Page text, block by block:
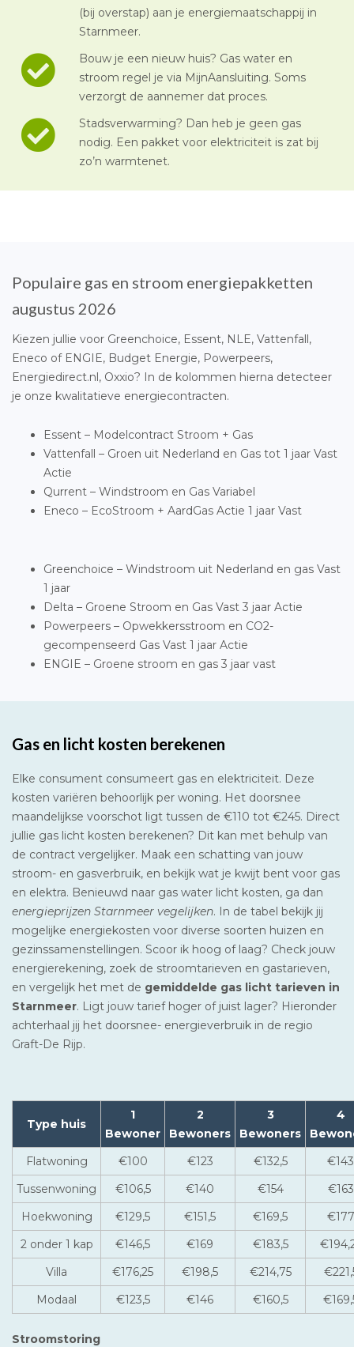
(bij overstap) aan je energiemaatschappij in
Starnmeer.
Bouw je een nieuw huis? Gas water en
stroom regel je via MijnAansluiting. Soms
verzorgt de aannemer dat proces.
Stadsverwarming? Dan heb je geen gas
nodig. Een pakket voor elektriciteit is zat bij
zo’n warmtenet.
Populaire gas en stroom energiepakketten
augustus 2026
Kiezen jullie voor Greenchoice, Essent, NLE, Vattenfall,
Eneco of ENGIE, Budget Energie, Powerpeers,
Energiedirect.nl, Oxxio? In de kolommen hierna detecteer
je onze kwalitatieve energiecontracten.
Essent – Modelcontract Stroom + Gas
Vattenfall – Groen uit Nederland en Gas tot 1 jaar Vast
Actie
Qurrent – Windstroom en Gas Variabel
Eneco – EcoStroom + AardGas Actie 1 jaar Vast
Greenchoice – Windstroom uit Nederland en gas Vast
1 jaar
Delta – Groene Stroom en Gas Vast 3 jaar Actie
Powerpeers – Opwekkersstroom en CO2-
gecompenseerd Gas Vast 1 jaar Actie
ENGIE – Groene stroom en gas 3 jaar vast
Gas en licht kosten berekenen
Elke consument consumeert gas en elektriciteit. Deze
kosten variëren behoorlijk per woning. Het doorsnee
maandelijkse voorschot ligt tussen de €110 tot €245. Direct
jullie gas licht kosten berekenen? Dit kan met behulp van
de contract vergelijker. Maak een schatting van jouw
stroom- en gasverbruik, en bekijk wat je kwijt bent voor gas
en elektra. Benieuwd naar gas water licht kosten, ga dan
energieprijzen Starnmeer vegelijken. In de tabel bekijk jij
mogelijke energiekosten voor diverse soorten huizen en
gezinssamenstellingen. Scoor ik hoog of laag? Check jouw
energierekening, zoek de stroomtarieven en gastarieven,
en vergelijk het met de gemiddelde gas licht tarieven in
Starnmeer. Ligt jouw tarief hoger of juist lager? Hieronder
achterhaal jij het doorsnee- energieverbruik in de regio
Graft-De Rijp.
Type huis
1
Bewoner
2
Bewoners
3
Bewoners
4
Flatwoning
€100 €123 €132,5
€143
Tussenwoning
€106,5 €140 €154
€163
Hoekwoning
€129,5 €151,5 €169,5
€177
2 onder 1 kap
€146,5 €169 €183,5
Villa
€176,25 €198,5 €214,75
Modaal
€123,5 €146 €160,5
Stroomstoring